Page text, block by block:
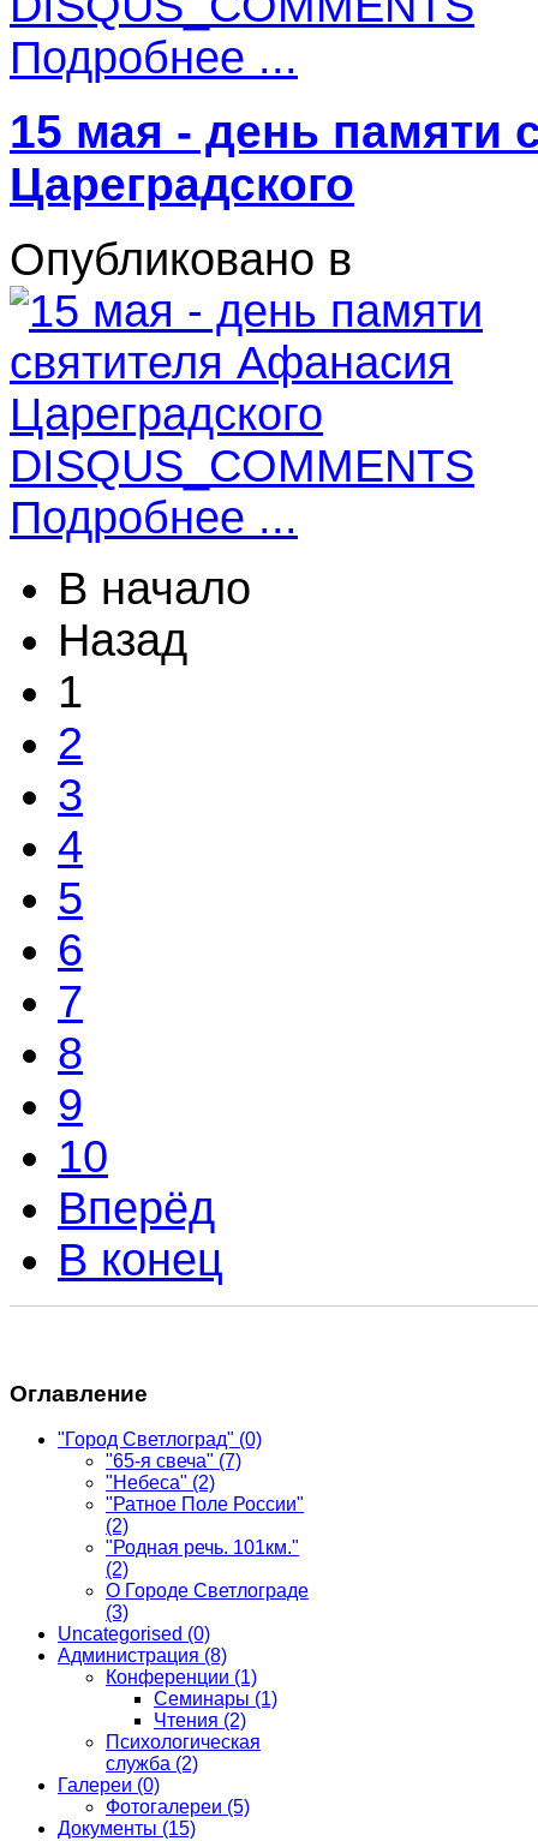
Подробнее ...
15 мая - день памяти
Цареградского
Опубликовано в
DISQUS_COMMENTS
Подробнее ...
В начало
Назад
1
2
3
4
5
6
7
8
9
10
Вперёд
В конец
Оглавление
"Город Светлоград" (0)
"65-я свеча" (7)
"Небеса" (2)
"Ратное Поле России"
(2)
"Родная речь. 101км."
(2)
О Городе Светлограде
(3)
Uncategorised (0)
Администрация (8)
Конференции (1)
Семинары (1)
Чтения (2)
Психологическая
служба (2)
Галереи (0)
Фотогалереи (5)
Документы (15)